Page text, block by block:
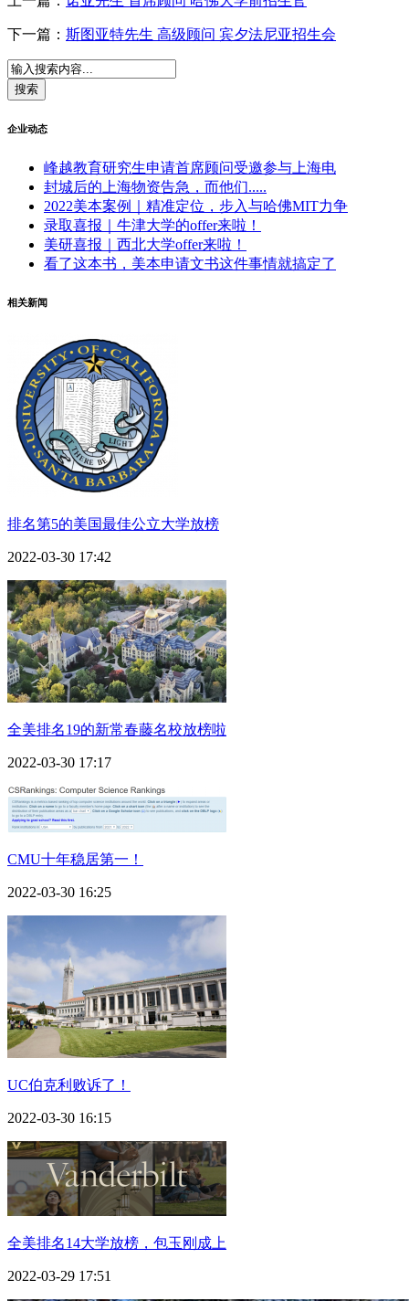
下一篇： 斯图亚特先生 高级顾问 宾夕法尼亚招生会
企业动态
峰越教育研究生申请首席顾问受邀参与上海电
封城后的上海物资告急，而他们.....
2022美本案例｜精准定位，步入与哈佛MIT力争
录取喜报｜牛津大学的offer来啦！
美研喜报｜西北大学offer来啦！
看了这本书，美本申请文书这件事情就搞定了
相关新闻
排名第5的美国最佳公立大学放榜
2022-03-30 17:42
全美排名19的新常春藤名校放榜啦
2022-03-30 17:17
CMU十年稳居第一！
2022-03-30 16:25
UC伯克利败诉了！
2022-03-30 16:15
全美排名14大学放榜，包玉刚成上
2022-03-29 17:51